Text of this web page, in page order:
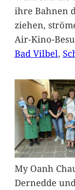
ihre Bahnen
ziehen,
Air-Kino-
Bad Vilbel,
My Oanh
Dernedde